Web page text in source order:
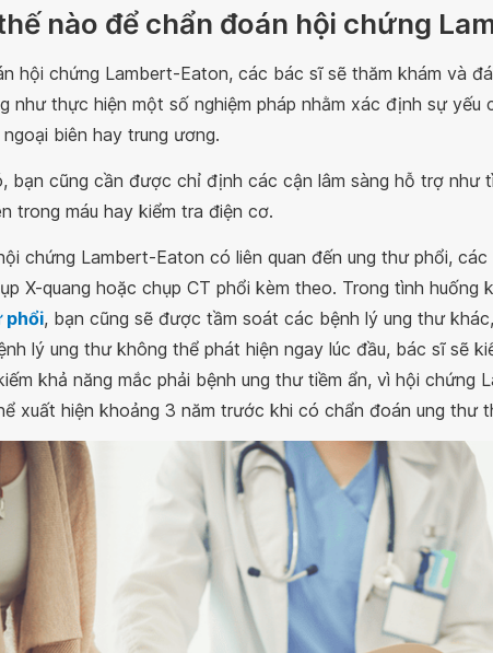
nào để chẩn đoán hội chứng
hội chứng Lambert-Eaton, các bác sĩ sẽ thăm khám và
như thực hiện một số nghiệm pháp nhằm xác định sự yếu
biên hay trung ương.
bạn cũng cần được chỉ định các cận lâm sàng hỗ trợ như
trong máu hay kiểm tra điện cơ.
chứng Lambert-Eaton có liên quan đến ung thư phổi,
X-quang hoặc chụp CT phổi kèm theo. Trong tình huống
phổi, bạn cũng sẽ được tầm soát các bệnh lý ung thư
lý ung thư không thể phát hiện ngay lúc đầu, bác sĩ sẽ
khả năng mắc phải bệnh ung thư tiềm ẩn, vì hội chứng
xuất hiện khoảng 3 năm trước khi có chẩn đoán ung thư